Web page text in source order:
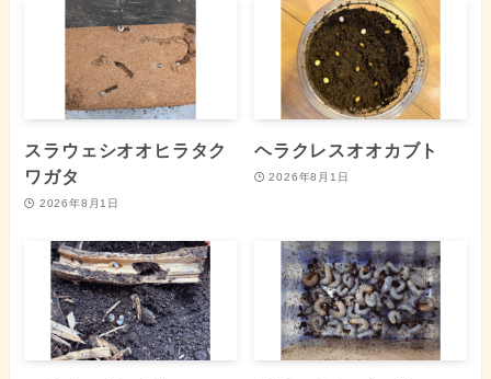
スラウェシオオヒラタク
ワガタ
2026年8月1日
ヘラクレスオオカブト
2026年8月1日